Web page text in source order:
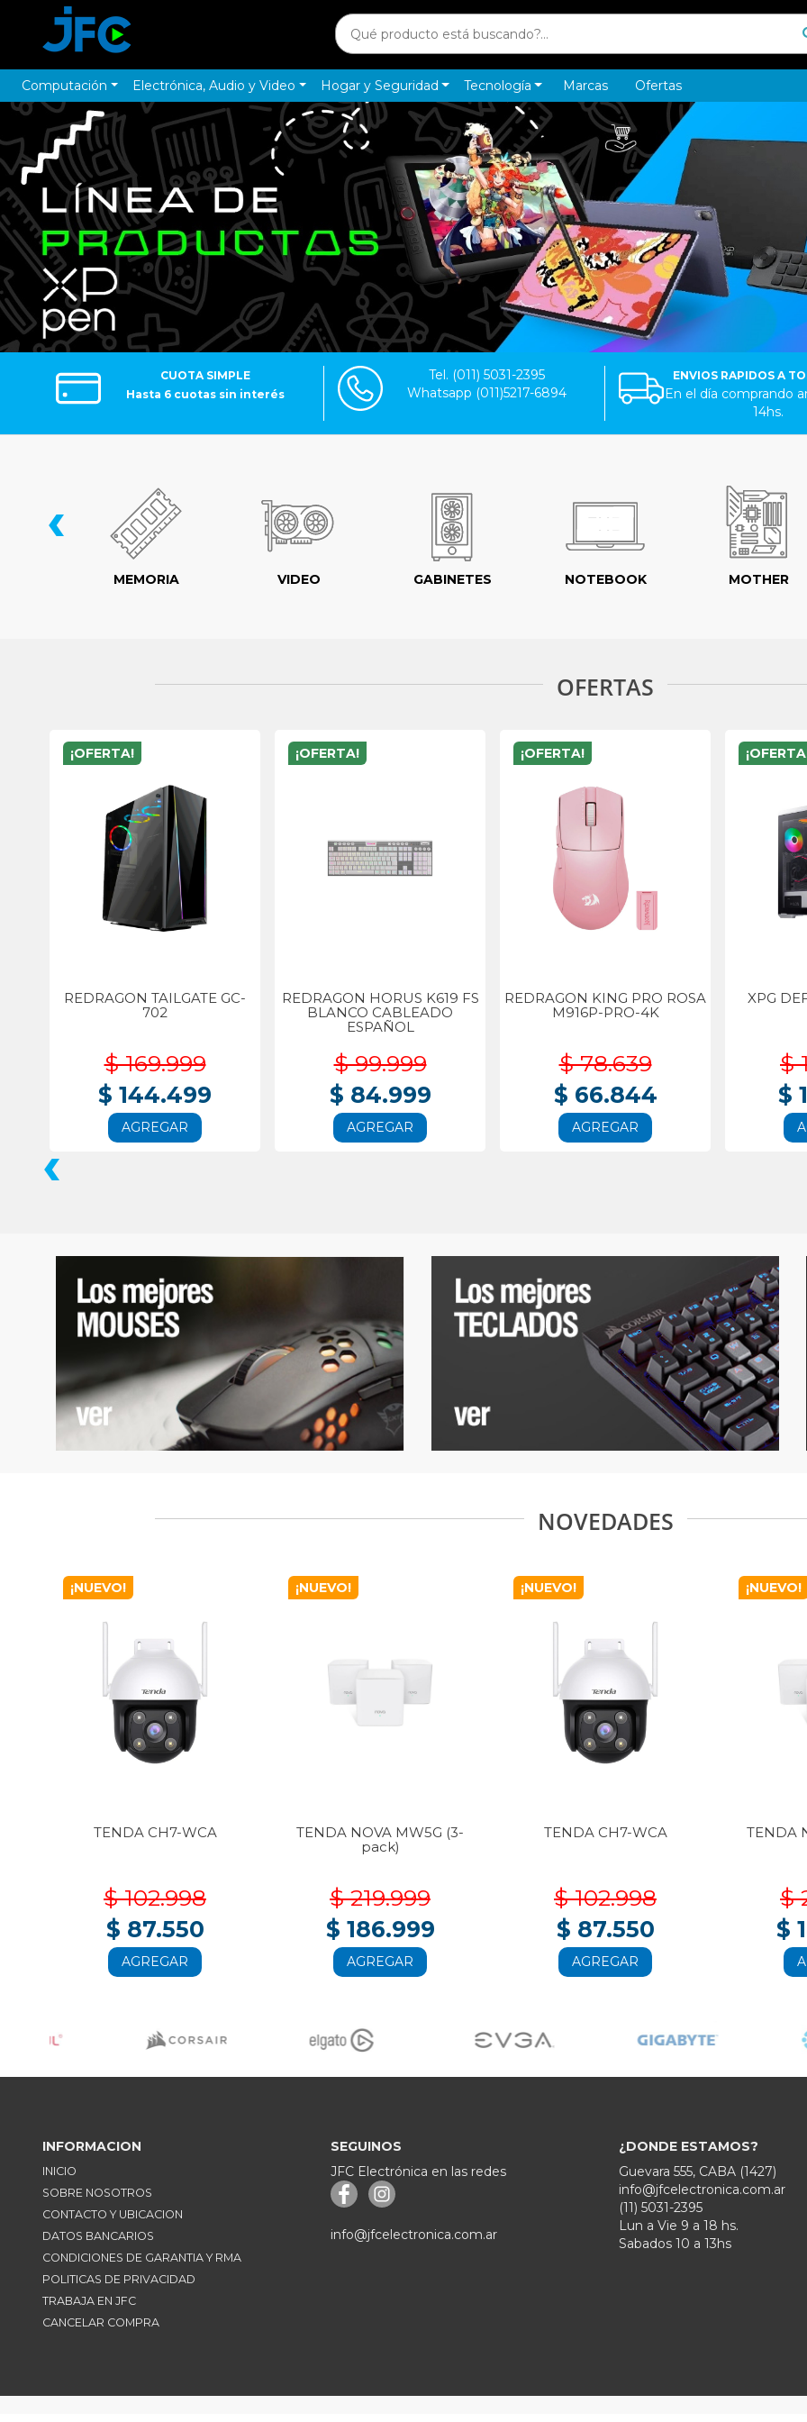
Computación Electrónica, Audio y Video Hogar y Seguridad Tecnología Marcas Ofertas
CUOTA SIMPLE
Hasta 6 cuotas sin interés
Tel. (011) 5031-2395
Whatsapp (011)5217-6894
ENVIOS RAPIDOS A
En el día comprando
14hs.
MEMORIA VIDEO GABINETES NOTEBOOK MOTHER
‹
OFERTAS
¡OFERTA!
REDRAGON TAILGATE GC-
702
$ 169.999
$ 144.499
AGREGAR
¡OFERTA!
REDRAGON HORUS K619 FS
BLANCO CABLEADO
ESPAÑOL
$ 99.999
$ 84.999
AGREGAR
¡OFERTA!
REDRAGON KING PRO ROSA
M916P-PRO-4K
$ 78.639
$ 66.844
AGREGAR
XPG
$
$
‹
NOVEDADES
¡NUEVO!
TENDA CH7-WCA
$ 102.998
$ 87.550
AGREGAR
¡NUEVO!
TENDA NOVA MW5G (3-
pack)
$ 219.999
$ 186.999
AGREGAR
¡NUEVO!
TENDA CH7-WCA
$ 102.998
$ 87.550
AGREGAR
¡NUEVO!
TENDA
$
$
INFORMACION
INICIO
SOBRE NOSOTROS
CONTACTO Y UBICACION
DATOS BANCARIOS
CONDICIONES DE GARANTIA Y RMA
POLITICAS DE PRIVACIDAD
TRABAJA EN JFC
CANCELAR COMPRA
SEGUINOS
JFC Electrónica en las redes
info@jfcelectronica.com.ar
¿DONDE ESTAMOS?
Guevara 555, CABA (1427)
info@jfcelectronica.com.ar
(11) 5031-2395
Lun a Vie 9 a 18 hs.
Sabados 10 a 13hs